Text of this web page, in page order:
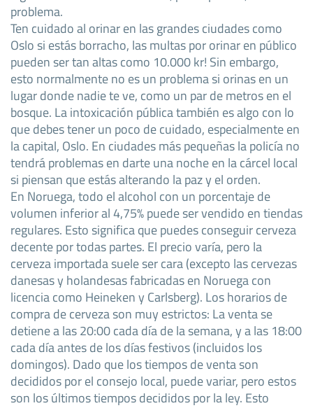
problema.
Ten cuidado al orinar en las grandes ciudades como
Oslo si estás borracho, las multas por orinar en público
pueden ser tan altas como 10.000 kr! Sin embargo,
esto normalmente no es un problema si orinas en un
lugar donde nadie te ve, como un par de metros en el
bosque. La intoxicación pública también es algo con lo
que debes tener un poco de cuidado, especialmente en
la capital, Oslo. En ciudades más pequeñas la policía no
tendrá problemas en darte una noche en la cárcel local
si piensan que estás alterando la paz y el orden.
En Noruega, todo el alcohol con un porcentaje de
volumen inferior al 4,75% puede ser vendido en tiendas
regulares. Esto significa que puedes conseguir cerveza
decente por todas partes. El precio varía, pero la
cerveza importada suele ser cara (excepto las cervezas
danesas y holandesas fabricadas en Noruega con
licencia como Heineken y Carlsberg). Los horarios de
compra de cerveza son muy estrictos: La venta se
detiene a las 20:00 cada día de la semana, y a las 18:00
cada día antes de los días festivos (incluidos los
domingos). Dado que los tiempos de venta son
decididos por el consejo local, puede variar, pero estos
son los últimos tiempos decididos por la ley. Esto